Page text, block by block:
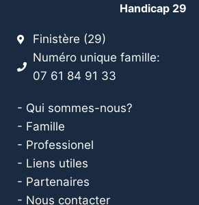
Handicap 29
Finistère (29)
Numéro unique famille:
07 61 84 91 33
- Qui sommes-nous?
- Famille
- Professionel
- Liens utiles
- Partenaires
- Nous contacter